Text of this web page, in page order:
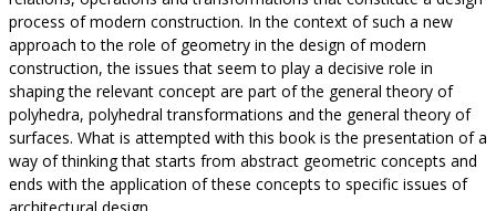
process of modern construction. In the context of such a new
approach to the role of geometry in the design of modern
construction, the issues that seem to play a decisive role in
shaping the relevant concept are part of the general theory of
polyhedra, polyhedral transformations and the general theory of
surfaces. What is attempted with this book is the presentation of a
way of thinking that starts from abstract geometric concepts and
ends with the application of these concepts to specific issues of